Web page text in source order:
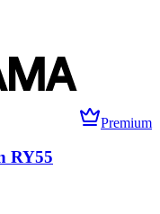
Premium
RY55